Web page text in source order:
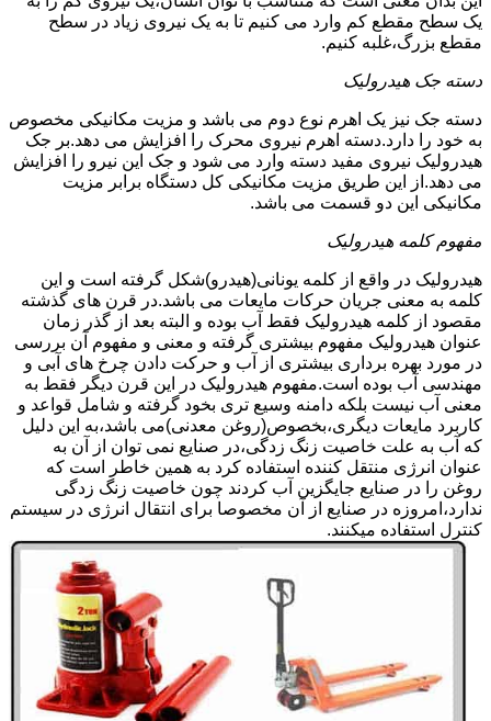
یک سطح مقطع کم وارد می کنیم تا به یک نیروی زیاد در سطح
مقطع بزرگ،غلبه کنیم.
دسته جک هیدرولیک
دسته جک نیز یک اهرم نوع دوم می باشد و مزیت مکانیکی مخصوص
به خود را دارد.دسته اهرم نیروی محرک را افزایش می دهد.بر جک
هیدرولیک نیروی مفید دسته وارد می شود و جک این نیرو را افزایش
می دهد.از این طریق مزیت مکانیکی کل دستگاه برابر مزیت
مکانیکی این دو قسمت می باشد.
مفهوم کلمه هیدرولیک
هیدرولیک در واقع از کلمه یونانی(هیدرو)شکل گرفته است و این
کلمه به معنی جریان حرکات مایعات می باشد.در قرن های گذشته
مقصود از کلمه هیدرولیک فقط آب بوده و البته بعد از گذر زمان
عنوان هیدرولیک مفهوم بیشتری گرفته و معنی و مفهوم آن بررسی
در مورد بهره برداری بیشتری از آب و حرکت دادن چرخ های آبی و
مهندسی آب بوده است.مفهوم هیدرولیک در این قرن دیگر فقط به
معنی آب نیست بلکه دامنه وسیع تری بخود گرفته و شامل قواعد و
کاربرد مایعات دیگری،بخصوص(روغن معدنی)می باشد،به این دلیل
که آب به علت خاصیت زنگ زدگی،در صنایع نمی توان از آن به
عنوان انرژی منتقل کننده استفاده کرد به همین خاطر است که
روغن را در صنایع جایگزین آب کردند چون خاصیت زنگ زدگی
ندارد،امروزه در صنایع از آن مخصوصا برای انتقال انرژی در سیستم
کنترل استفاده میکنند.